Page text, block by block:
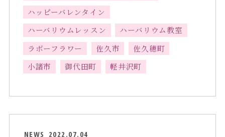
ハッピーバレンタイン
ハーバリウムレッスン
ハーバリウム教室
ラボーフラワー
佐久市
佐久穂町
小諸市
御代田町 軽井沢町
NEWS 2022.07.04